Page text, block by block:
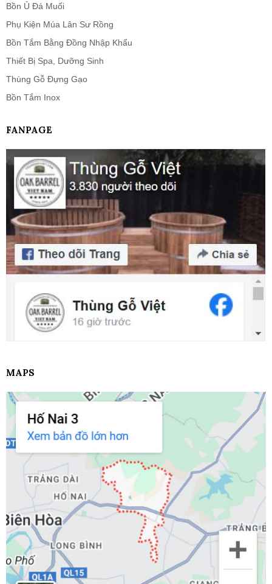
Bồn Ủ Đá Muối
Phụ Kiện Múa Lân Sư Rồng
Bồn Tắm Bằng Đồng Nhập Khẩu
Thiết Bị Spa, Dưỡng Sinh
Thùng Gỗ Đựng Gạo
Bồn Tắm Inox
FANPAGE
MAPS